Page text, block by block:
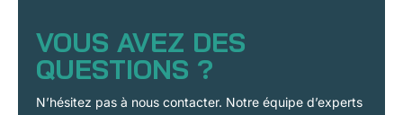
VOUS AVEZ DES
QUESTIONS ?
N’hésitez pas à nous contacter. Notre équipe d’experts